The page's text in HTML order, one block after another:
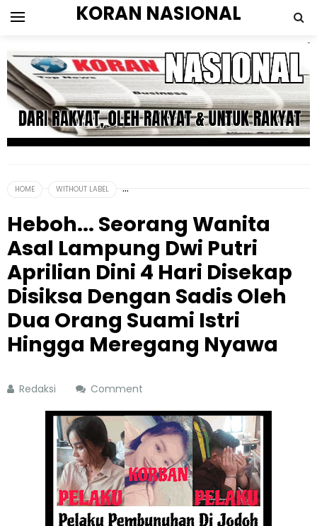
KORAN NASIONAL
HOME WITHOUT LABEL
Heboh... Seorang Wanita
Asal Lampung Dwi Putri
Aprilian Dini 4 Hari Disekap
Disiksa Dengan Sadis Oleh
Dua Orang Suami Istri
Hingga Meregang Nyawa
Redaksi Comment